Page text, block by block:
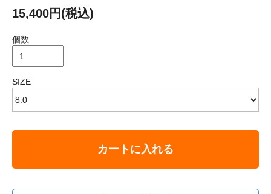
15,400円(税込)
個数
SIZE
カートに入れる